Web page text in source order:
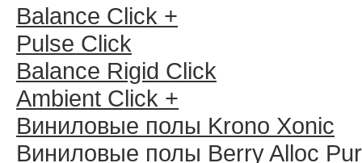
Balance Click +
Pulse Click
Balance Rigid Click
Ambient Click +
Виниловые полы Krono Xonic
Виниловые полы Berry Alloc